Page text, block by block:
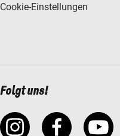
Cookie-Einstellungen
Folgt uns!